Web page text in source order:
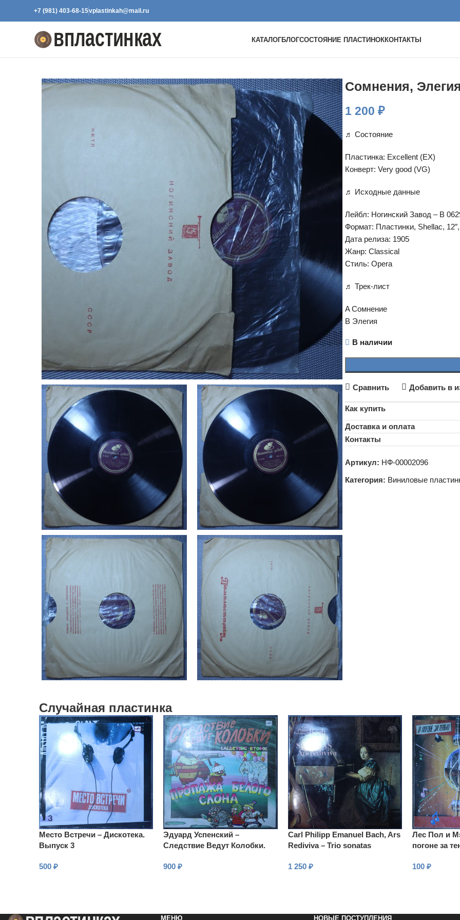
+7 (981) 403-68-15vplastinkah@mail.ru
КАТАЛОГБЛОГСОСТОЯНИЕ ПЛАСТИНОККОНТАКТЫ
Сомнения,
1 200 ₽
♬ Состояние
Пластинка: Excellent (EX)
Конверт: Very good (VG)
♬ Исходные данные
Лейбл: Ногинский Завод – В
Формат: Пластинки, Shellac,
Дата релиза: 1905
Жанр: Classical
Стиль: Opera
♬ Трек-лист
A Сомнение
B Элегия
В наличии
Сравнить Добавить в
Как купить
Доставка и оплата
Контакты
Артикул: НФ-00002096
Категория: Виниловые
Случайная пластинка
Место Встречи – Дискотека.
Выпуск 3
500 ₽
Эдуард Успенский –
Следствие Ведут Колобки.
Белого Слона
900₽
Carl Philipp Emanuel Bach, Ars
Rediviva – Trio sonatas
1 250 ₽
Лес Пол и
погоне за
100₽
МЕНЮ НОВЫЕ ПОСТУПЛЕНИЯ